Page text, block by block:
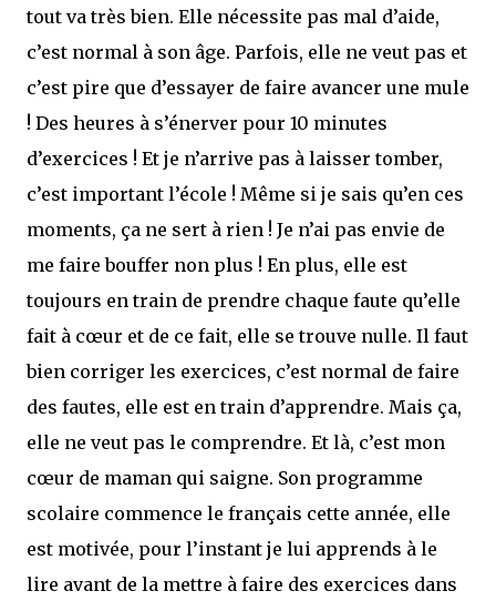
tout va très bien. Elle nécessite pas mal d’aide,
c’est normal à son âge. Parfois, elle ne veut pas et
c’est pire que d’essayer de faire avancer une mule
! Des heures à s’énerver pour 10 minutes
d’exercices ! Et je n’arrive pas à laisser tomber,
c’est important l’école ! Même si je sais qu’en ces
moments, ça ne sert à rien ! Je n’ai pas envie de
me faire bouffer non plus ! En plus, elle est
toujours en train de prendre chaque faute qu’elle
fait à cœur et de ce fait, elle se trouve nulle. Il faut
bien corriger les exercices, c’est normal de faire
des fautes, elle est en train d’apprendre. Mais ça,
elle ne veut pas le comprendre. Et là, c’est mon
cœur de maman qui saigne. Son programme
scolaire commence le français cette année, elle
est motivée, pour l’instant je lui apprends à le
lire avant de la mettre à faire des exercices dans